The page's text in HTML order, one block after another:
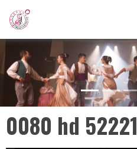
0080 hd 52221